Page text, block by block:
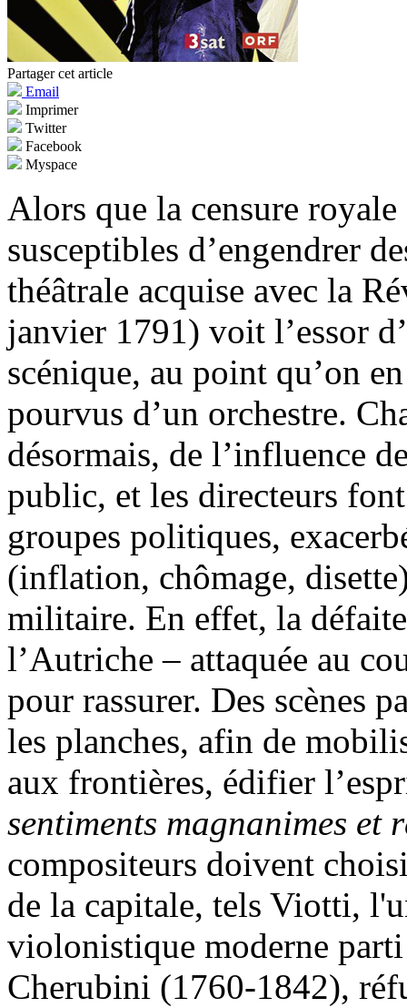
Partager cet article
Email
Imprimer
Twitter
Facebook
Myspace
Alors que la censure
susceptibles d’engendrer
théâtrale acquise avec la
janvier 1791) voit l’essor
scénique, au point qu’on
pourvus d’un orchestre.
désormais, de l’influence
public, et les directeurs
groupes politiques,
(inflation, chômage,
militaire. En effet, la
l’Autriche – attaquée au
pour rassurer. Des scènes
les planches, afin de
aux frontières, édifier
sentiments magnanimes et
compositeurs doivent
de la capitale, tels Viotti,
violonistique moderne
Cherubini (1760-1842),